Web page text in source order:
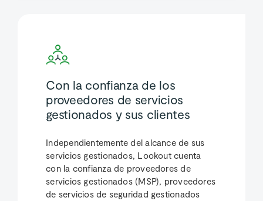
Con la confianza de los
proveedores de servicios
gestionados y sus clientes
Independientemente del alcance de sus
servicios gestionados, Lookout cuenta
con la confianza de proveedores de
servicios gestionados (MSP), proveedores
de servicios de seguridad gestionados